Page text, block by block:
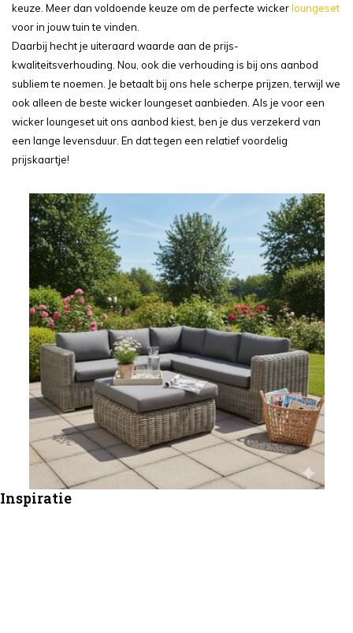
keuze. Meer dan voldoende keuze om de perfecte wickerloungeset
voor in jouw tuin te vinden.
Daarbij hecht je uiteraard waarde aan de prijs-
kwaliteitsverhouding. Nou, ook die verhouding is bij ons aanbod
subliem te noemen. Je betaalt bij ons hele scherpe prijzen, terwijl we
ook alleen de beste wicker loungeset aanbieden. Als je voor een
wicker loungeset uit ons aanbod kiest, ben je dus verzekerd van
een lange levensduur. En dat tegen een relatief voordelig
prijskaartje!
Inspiratie